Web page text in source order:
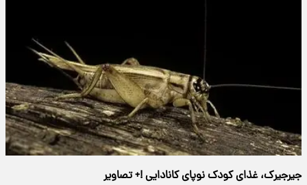
جیرجیرک، غذای کودک نوپای کانادایی !+ تصاویر